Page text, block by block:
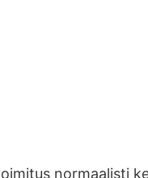
normaalisti